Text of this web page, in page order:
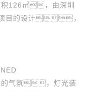
126㎡，由深圳
项目的设计，
的气氛，灯光装